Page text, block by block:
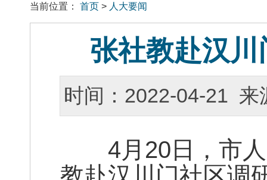
当前位置： 首页 > 人大要闻
张社教赴汉
时间：2022-04-21
4月20日，市人